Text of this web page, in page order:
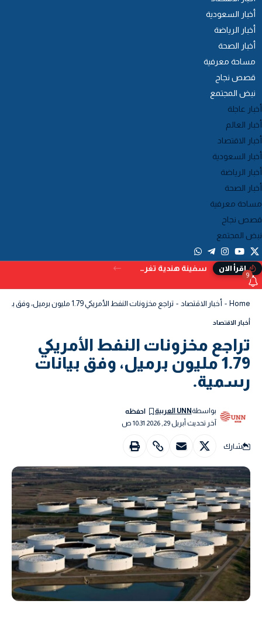
أخبار السعودية
أخبار الرياضة
أخبار الصحة
مساحة معرفية
قصص نجاح
نبض المجتمع
عاجلة
العالم
الاقتصاد
السعودية
الرياضة
الصحة
معرفية
نجاح
المجتمع
إقرأ الان سفينة هندية تغرق قبالة سواحل اليمن بعد تعرضها للإصابة بمقذوف
9
Home أخبار الاقتصاد - تراجع مخزونات النفط الأمريكي 1.79 مليون برميل، وفق بيانات رسمية.
أخبار الاقتصاد
تراجع مخزونات النفط الأمريكي
1.79 مليون برميل، وفق بيانات
رسمية.
آخر تحديث أبريل 29, 2026 10:31 ص
بواسطةUNN العربية
شارك